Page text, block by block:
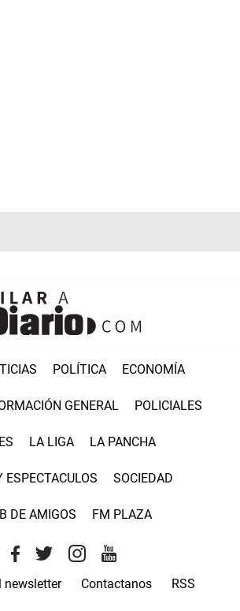
POLÍTICA ECONOMÍA
GENERAL POLICIALES
LA LIGA LA PANCHA
ESPECTACULOS SOCIEDAD
DE AMIGOS FM PLAZA
newsletter Contactanos RSS